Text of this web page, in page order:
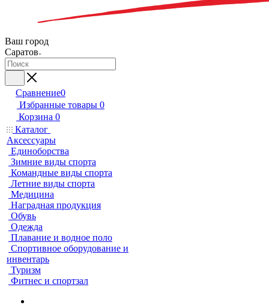
Ваш город
Саратов
Сравнение0
Избранные товары 0
Корзина 0
Каталог
Аксессуары
Единоборства
Зимние виды спорта
Командные виды спорта
Летние виды спорта
Медицина
Наградная продукция
Обувь
Одежда
Плавание и водное поло
Спортивное оборудование и
инвентарь
Туризм
Фитнес и спортзал